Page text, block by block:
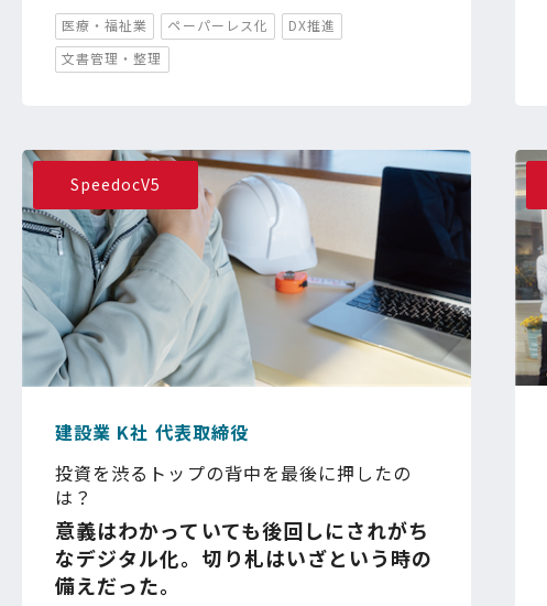
医療・福祉業 ペーパーレス化
DX推進
文書管理・整理
SpeedocV5
建設業 K社 代表取締役
投資を渋るトップの背中を最後に押したの
は？
意義はわかっていても後回しにされがち
なデジタル化。切り札はいざという時の
備えだった。